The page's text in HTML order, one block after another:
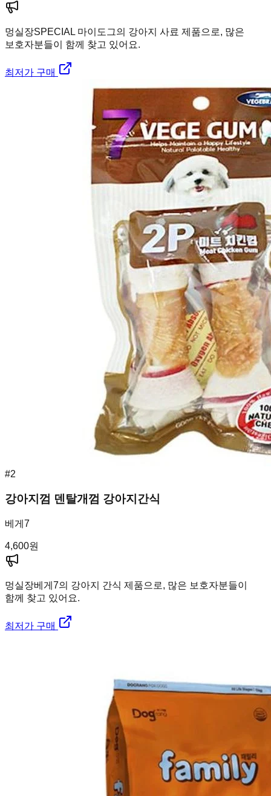
멍실장SPECIAL 마이도그의 강아지 사료 제품으로, 많은
보호자분들이 함께 찾고 있어요.
최저가 구매
#2
강아지껌 덴탈개껌 강아지간식
베게7
4,600원
멍실장베게7의 강아지 간식 제품으로, 많은 보호자분들이
함께 찾고 있어요.
최저가 구매